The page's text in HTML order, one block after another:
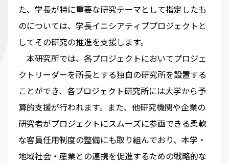
た、学長が特に重要な研究テーマとして指定したも
のについては、学長イニシアティブプロジェクトと
してその研究の推進を支援します。
本研究所では、各プロジェクトにおいてプロジェ
クトリーダーを所長とする独自の研究所を設置する
ことができ、各プロジェクト研究所には大学から予
算的支援が行われます。また、他研究機関や企業の
研究者がプロジェクトにスムーズに参画できる柔軟
な客員任用制度の整備にも取り組んでおり、本学・
地域社会・産業との連携を促進するための戦略的な